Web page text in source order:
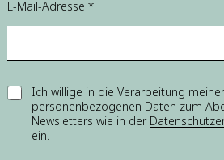
E-Mail-Adresse *
-E
Ich willige in die Verarbeitung meiner
personenbezogenen Daten zum
Newsletters wie in der
ein.